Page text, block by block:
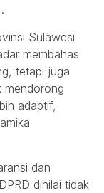
Sulawesi
membahas
tetapi juga
mendorong
adaptif,
dan
dinilai tidak